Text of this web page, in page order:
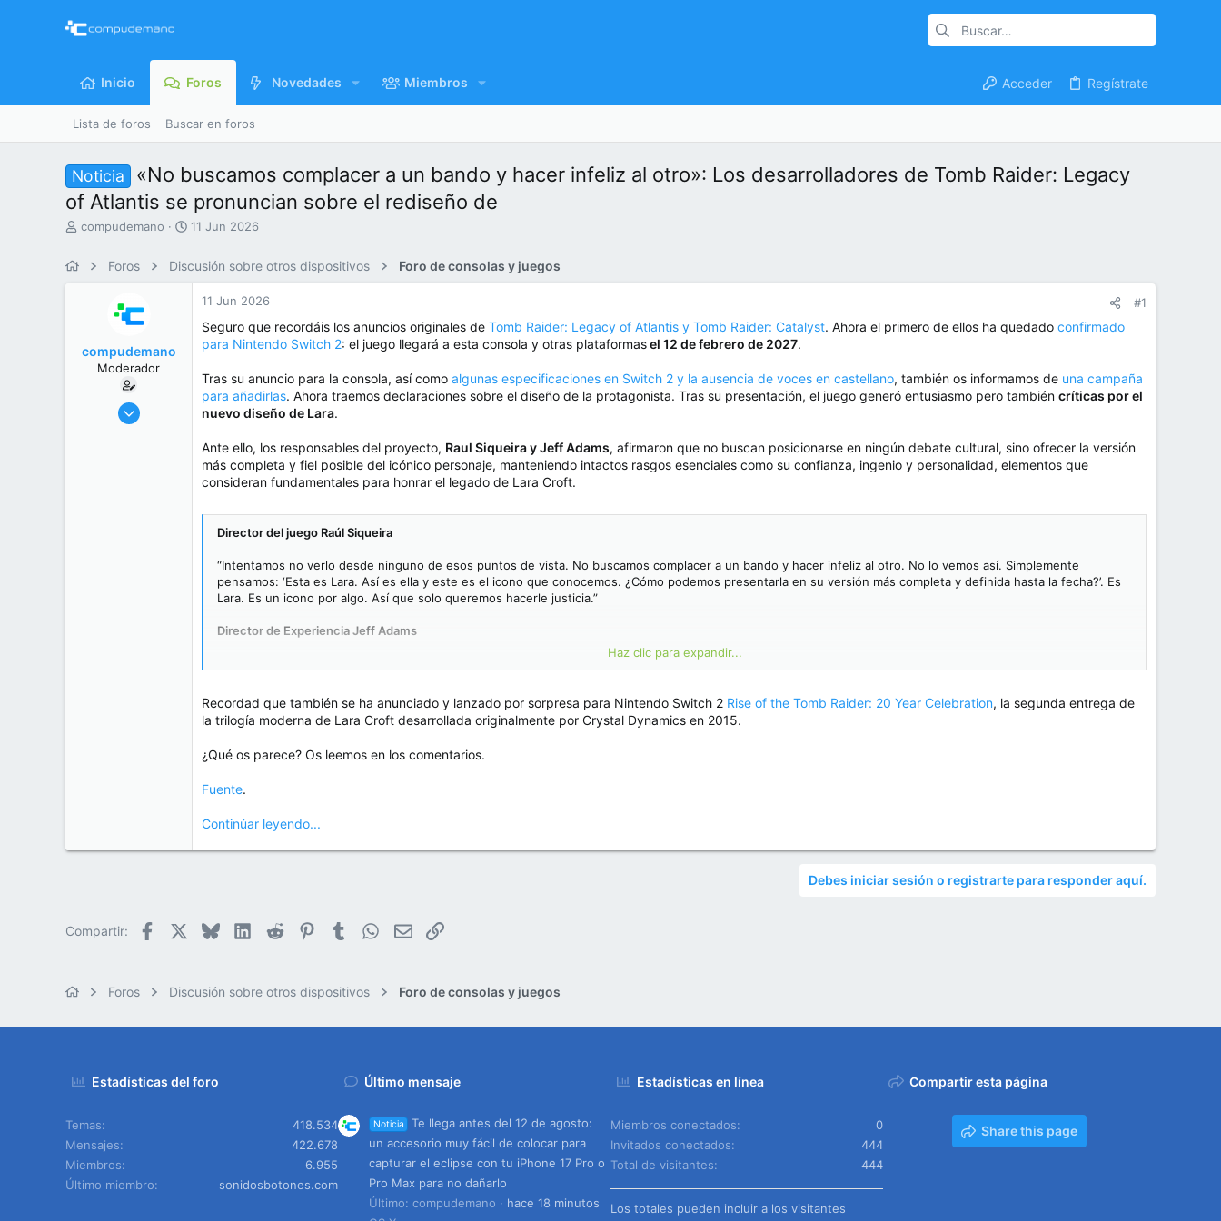
Inicio Foros Novedades Miembros Acceder Regístrate
Lista de foros Buscar en foros
Noticia
«No buscamos complacer a un bando y hacer infeliz al otro»: Los desarrolladores de Tomb Raider: Legacy
of Atlantis se pronuncian sobre el rediseño de
I
r
compudemano
F
h
11 Jun 2026
Foros Discusión sobre otros dispositivos Foro de consolas y juegos
compudemano
Moderador
26 Jul 2013
11 Jun 2026 #1
Seguro que recordáis los anuncios originales de Tomb Raider: Legacy of Atlantis y Tomb Raider: Catalyst. Ahora el primero de ellos ha quedado confirmado
para Nintendo Switch 2: el juego llegará a esta consola y otras plataformasel 12 de febrero de 2027.
Tras su anuncio para la consola, así como algunas especificaciones en Switch 2 y la ausencia de voces en castellano, también os informamos de una campaña
para añadirlas. Ahora traemos declaraciones sobre el diseño de la protagonista. Tras su presentación, el juego generó entusiasmo pero también críticas por el
nuevo diseño de Lara.
Ante ello, los responsables del proyecto, Raul Siqueira y Jeff Adams, afirmaron que no buscan posicionarse en ningún debate cultural, sino ofrecer la versión
más completa y fiel posible del icónico personaje, manteniendo intactos rasgos esenciales como su confianza, ingenio y personalidad, elementos que
consideran fundamentales para honrar el legado de Lara Croft.
Director del juego Raúl Siqueira
“Intentamos no verlo desde ninguno de esos puntos de vista. No buscamos complacer a un bando y hacer infeliz al otro. No lo vemos así. Simplemente
pensamos: ‘Esta es Lara. Así es ella y este es el icono que conocemos. ¿Cómo podemos presentarla en su versión más completa y definida hasta la fecha?’. Es
Lara. Es un icono por algo. Así que solo queremos hacerle justicia.”
Director de Experiencia Jeff Adams
“La confianza, el ingenio… la personalidad que tiene son muy importantes para nosotros, y nos estamos asegurando de hacerlo bien. Por eso todos queremos
Haz clic para expandir...
Recordad que también se ha anunciado y lanzado por sorpresa para Nintendo Switch 2 Rise of the Tomb Raider: 20 Year Celebration, la segunda entrega de
la trilogía moderna de Lara Croft desarrollada originalmente por Crystal Dynamics en 2015.
¿Qué os parece? Os leemos en los comentarios.
Fuente.
Continúar leyendo...
Debes iniciar sesión o registrarte para responder aquí.
Compartir: Facebook BlueskyLinkedIn
Reddit PinterestTumblr WhatsApp
EmailEnlace
Foros Discusión sobre otros dispositivos Foro de consolas y juegos
Estadísticas del foro
Temas
418.534
Mensajes
422.678
Miembros
6.955
Último miembro
sonidosbotones.com
Último mensaje
Noticia
Te llega antes del 12 de agosto:
un accesorio muy fácil de colocar para
capturar el eclipse con tu iPhone 17 Pro o
Pro Max para no dañarlo
Último: compudemano
hace 18 minutos
Estadísticas en línea
Miembros conectados
0
Invitados conectados
444
Total de visitantes
444
Los totales pueden incluir a los visitantes
Compartir esta página
Share this page